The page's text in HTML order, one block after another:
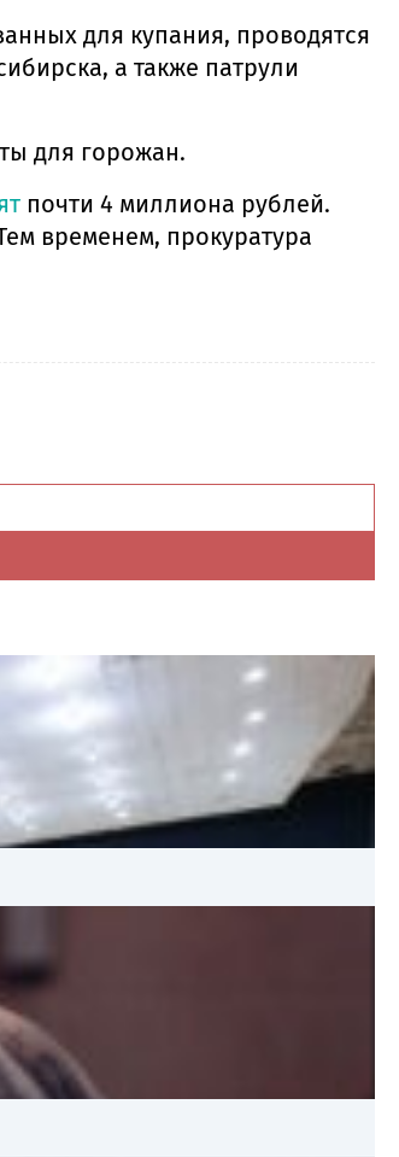
для купания, проводятся
а также патрули
для горожан.
почти 4 миллиона рублей.
временем, прокуратура